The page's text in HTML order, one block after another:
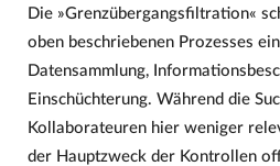
Die »Grenzübergangsfiltration«
oben beschriebenen Prozesses
Datensammlung,
Einschüchterung. Während die
Kollaborateuren hier weniger
der Hauptzweck der Kontrollen